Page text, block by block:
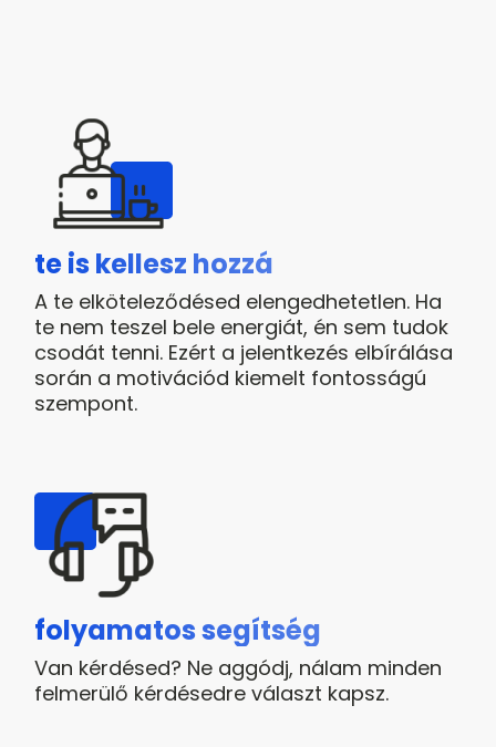
te is kellesz hozzá
A te elköteleződésed elengedhetetlen. Ha
te nem teszel bele energiát, én sem tudok
csodát tenni. Ezért a jelentkezés elbírálása
során a motivációd kiemelt fontosságú
szempont.
folyamatos segítség
Van kérdésed? Ne aggódj, nálam minden
felmerülő kérdésedre választ kapsz.